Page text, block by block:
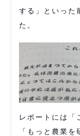
する」といった
た。
レポートには「
「もっと農業